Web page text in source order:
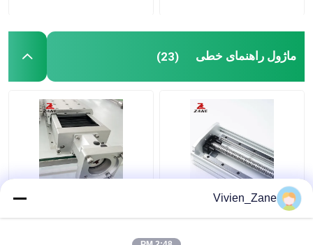
ماژول راهنمای خطی (23)
ماژول خطی بال‌اسکرو
کاملا محصور
Vivien_Zane